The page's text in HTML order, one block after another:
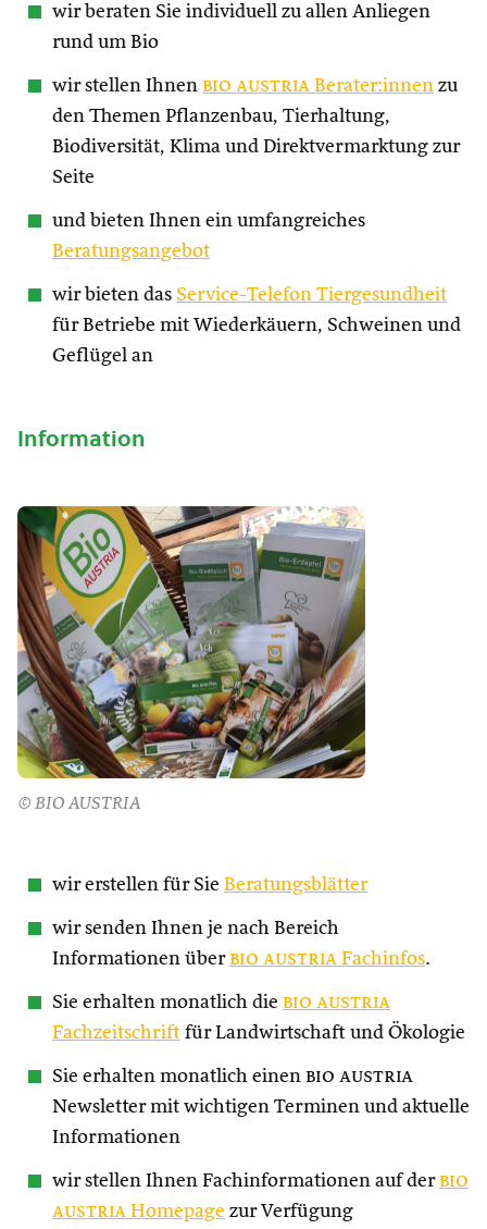
wir beraten Sie individuell zu allen Anliegen
rund um Bio
wir stellen Ihnen bio austria Berater:innen zu
den Themen Pflanzenbau, Tierhaltung,
Biodiversität, Klima und Direktvermarktung zur
Seite
und bieten Ihnen ein umfangreiches
Beratungsangebot
wir bieten das Service-Telefon Tiergesundheit
für Betriebe mit Wiederkäuern, Schweinen und
Geflügel an
Information
© BIO AUSTRIA
wir erstellen für Sie Beratungsblätter
wir senden Ihnen je nach Bereich
Informationen über bio austria Fachinfos.
Sie erhalten monatlich die bio austria
Fachzeitschrift für Landwirtschaft und Ökologie
Sie erhalten monatlich einen bio austria
Newsletter mit wichtigen Terminen und aktuelle
Informationen
wir stellen Ihnen Fachinformationen auf der bio
austria Homepage zur Verfügung